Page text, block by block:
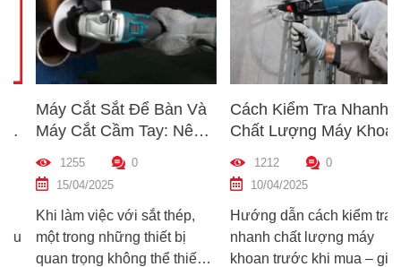
Máy Cắt Sắt Để Bàn Và
Máy Cắt Cầm Tay: Nên
Chọn Loại Nào Phù Hợp
Nhất?
1255
0
15/04/2025
Khi làm việc với sắt thép,
một trong những thiết bị
quan trọng không thể thiếu
Cách Kiểm Tra Nhanh
Chất Lượng Máy Khoan
Trước Khi Mua – Hướng
Dẫn Chi Tiết Cho Người
Mới
1212
0
10/04/2025
Hướng dẫn cách kiểm tra
nhanh chất lượng máy
khoan trước khi mua – giúp